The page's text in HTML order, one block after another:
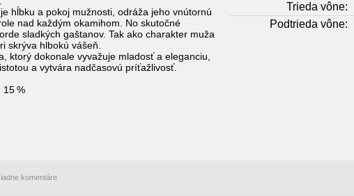
hĺbku a pokoj mužnosti, odráža jeho vnútornú
nad každým okamihom. No skutočné
sladkých gaštanov. Tak ako charakter muža
skrýva hlbokú vášeň.
ktorý dokonale vyvažuje mladosť a eleganciu,
a vytvára nadčasovú príťažlivosť.
15 %
Trieda vône:
Podtrieda vône:
komentáre